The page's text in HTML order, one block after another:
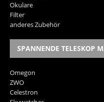
Okulare
Filter
anderes Zubehör
SPANNENDE TELESKOP
Omegon
ZWO
Celestron